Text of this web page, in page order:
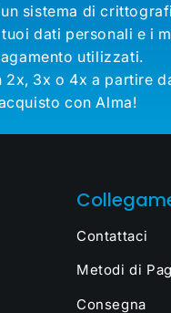
sistema di
dati personali e i
utilizzati.
2x, 3x o 4x a partire
con Alma!
Contattaci
Metodi di
Consegna